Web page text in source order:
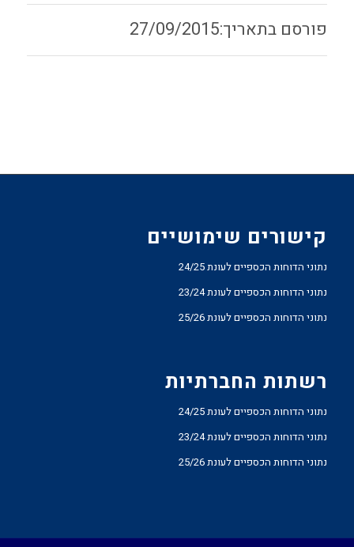
27/09/2015
קישורים שימושיים
נתוני הדוחות הכספיים לעונת 24/25
נתוני הדוחות הכספיים לעונת 23/24
נתוני הדוחות הכספיים לעונת 25/26
רשתות החברתיות
נתוני הדוחות הכספיים לעונת 24/25
נתוני הדוחות הכספיים לעונת 23/24
נתוני הדוחות הכספיים לעונת 25/26